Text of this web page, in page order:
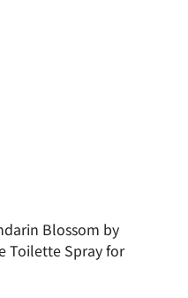
Blossom by
Toilette Spray for